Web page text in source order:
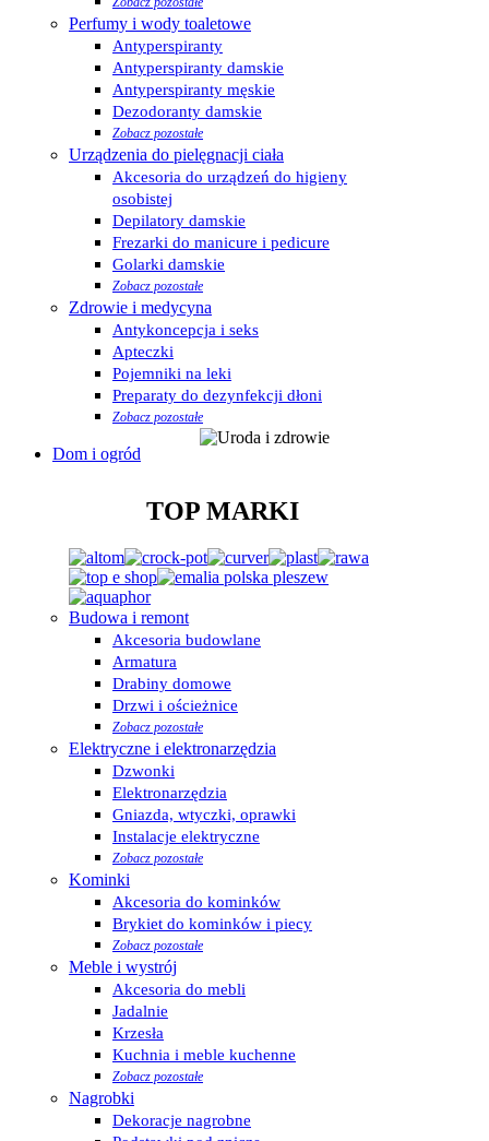
Perfumy i wody toaletowe
Antyperspiranty
Antyperspiranty damskie
Antyperspiranty męskie
Dezodoranty damskie
Zobacz pozostałe
Urządzenia do pielęgnacji ciała
Akcesoria do urządzeń do higieny
osobistej
Depilatory damskie
Frezarki do manicure i pedicure
Golarki damskie
Zobacz pozostałe
Zdrowie i medycyna
Antykoncepcja i seks
Apteczki
Pojemniki na leki
Preparaty do dezynfekcji dłoni
Zobacz pozostałe
Dom i ogród
TOP MARKI
Budowa i remont
Akcesoria budowlane
Armatura
Drabiny domowe
Drzwi i ościeżnice
Zobacz pozostałe
Elektryczne i elektronarzędzia
Dzwonki
Elektronarzędzia
Gniazda, wtyczki, oprawki
Instalacje elektryczne
Zobacz pozostałe
Kominki
Akcesoria do kominków
Brykiet do kominków i piecy
Zobacz pozostałe
Meble i wystrój
Akcesoria do mebli
Jadalnie
Krzesła
Kuchnia i meble kuchenne
Zobacz pozostałe
Nagrobki
Dekoracje nagrobne